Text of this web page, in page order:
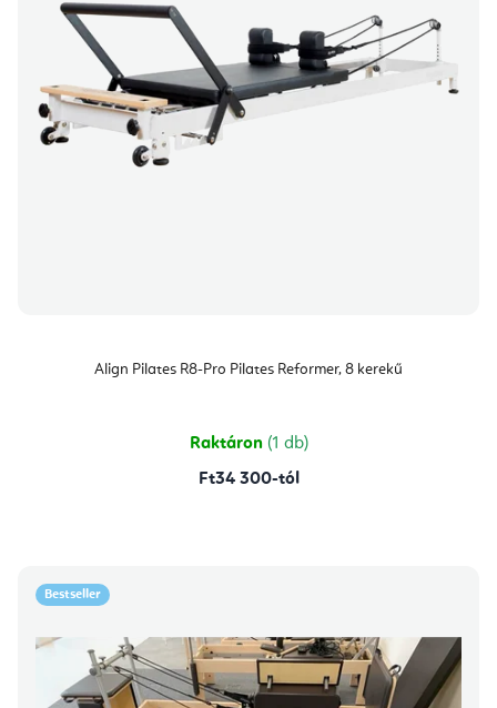
Align Pilates R8-Pro Pilates Reformer, 8 kerekű
Raktáron (1 db)
Ft34 300-tól
Bestseller